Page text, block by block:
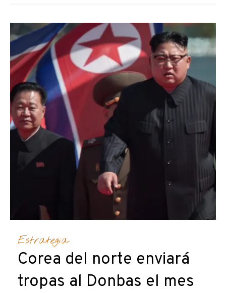
Estrategia
Corea del norte enviará
tropas al Donbas el mes